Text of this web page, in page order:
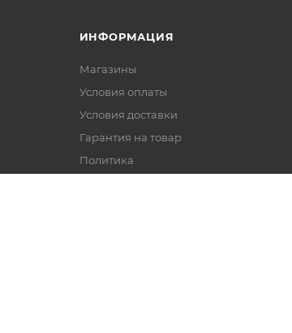
ИНФОРМАЦИЯ
Магазины
Условия оплаты
Условия доставки
Гарантия на товар
Политика